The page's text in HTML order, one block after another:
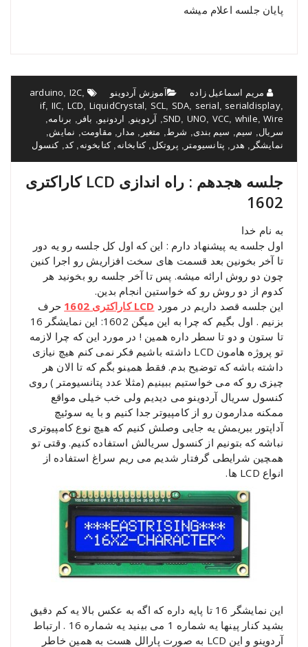
پایان جلسه اعلام میشه
مریم اسماعیل زاده آموزش آردوینو arduino, I2C,
if, IIC, LCD, LiquidCrystal, SCL, SDA, serial, serialdisplay,
SND, UNO, VCC, while,Wire
, آردوینو, اردونیو, بافر , برنامه,
سریال, سیم, سیم بندی, شرط, متغیر , مدار , مقاومت, نمایش,
نمایشگر , هدر , پتانسیومتر , پروتکل ,کتابخانه ,کتابخونه ,کد,کنسول
جلسه هجدهم : راه اندازی LCD کاراکتری
1602
به نام خدا
اول جلسه یه پیشنهاد دارم : این که اول کل جلسه رو یه دور
تا آخر بخونین بعد قسمت های سخت افزاریش رو اجرا کنین
چون دو روش ارائه میشه. پس تا آخر جلسه رو بخونید هر
کدوم از دو روش رو که خواستین انجام بدین.
این جلسه قصد داریم در مورد LCD کاراکتری 1602
حرف
بزنیم . اول بگیم که چرا به این میگن 1602: این نمایشگر 16
تا ستون و دو تا سطر داره همین ! در مورد این که چرا لازمه
تو پروژه هامون LCD داشته باشیم فکر نمی کنم هیچ نیازی
داشته باشه که توضیح بدم. فقط همینو بگم که تا الان هر
چیزی رو که می خواستیم ببینیم (مثلا عدد پتانسیومتر ) روی
کنسول سریال آردوینو می دیدیم ولی خب خیلی مواقع
ممکنه مدارمون رو از کامپیوتر جدا کنیم و با یه سوئیچ
آداپتور ببریمش یه جایی وصلش کنیم که هیچ نوع کامپیوتری
نباشه که بتونیم از کنسول سریالش استفاده کنیم. وقتی تو
همچین شرایطی گرفتار شدیم می ریم سراغ استفاده از
انواع LCD ها.
این نمایشگر 16 تا پایه داره که اگه به عکس بالا یه کم دقیق
بشید کنار پینها یه شماره 1 می بینید یه شماره 16 . ارتباط
آردوینو و این LCD به صورت پارالل هست به همین خاطر